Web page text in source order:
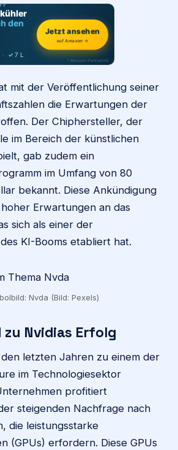
Login
den
· ✓ 7 L
Jetzt ansehen
auf Amazon →
* Amazon-Partnerlink
mit der Veröffentlichung seiner
die Erwartungen der
Der Chiphersteller, der
im Bereich der künstlichen
gab zudem ein
im Umfang von 80
bekannt. Diese Ankündigung
Erwartungen an das
sich als einer der
KI-Booms etabliert hat.
Nvda (Bild: Pexels)
Nvidias Erfolg
den letzten Jahren zu einem der
im Technologiesektor
profitiert
steigenden Nachfrage nach
die leistungsstarke
(GPUs) erfordern. Diese GPUs